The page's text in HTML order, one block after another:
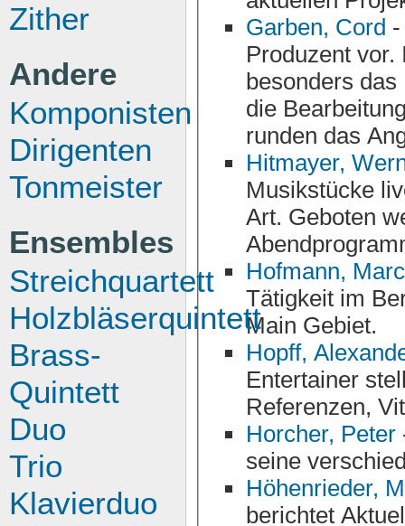
Garben, Cord
Produzent vor. Informationen über seine Projekte,
besonders das Loewe-
die
runden das
Hitmayer,
Musikstücke live am Piano auf Festen
Art. Geboten
Hofmann,
Tätigkeit im
Main Gebiet.
Hopff,
Entertainer stellt sich und seine Projekte mit Infos,
Horcher, Peter
seine
Höhenrieder,
berichtet
Zither
Andere
Komponisten
Dirigenten
Tonmeister
Ensembles
Streichquartett
Holzbläserquintett
Brass-
Quintett
Duo
Trio
Klavierduo